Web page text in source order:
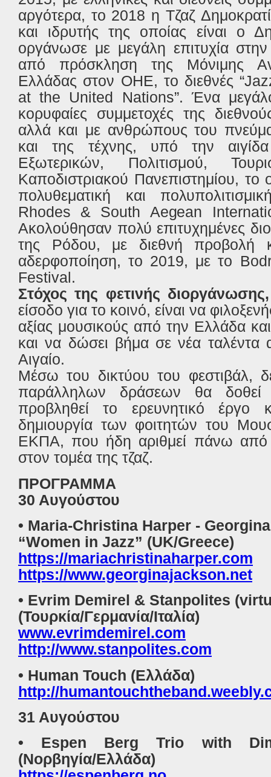
αργότερα, το 2018 η Τζαζ
και ιδρυτής της οποίας είναι ο
οργάνωσε με μεγάλη επιτυχία
από πρόσκληση της Μόνιμης
Ελλάδας στον ΟΗΕ, το διεθνές
at the United Nations”. Ένα
κορυφαίες συμμετοχές της
αλλά και με ανθρώπους του
και της τέχνης, υπό την
Εξωτερικών, Πολιτισμού,
Καποδιστριακού Πανεπιστημίου, το
πολυθεματική και
Rhodes & South Aegean
Ακολούθησαν πολύ επιτυχημένες
της Ρόδου, με διεθνή προβολή
αδερφοποίηση, το 2019, με το
Festival.
Στόχος της φετινής διοργάνωσης,
είσοδο για το κοινό, είναι να
αξίας μουσικούς από την Ελλάδα
και να δώσει βήμα σε νέα
Αιγαίο.
Μέσω του δικτύου του φεστιβάλ,
παράλληλων δράσεων θα
προβληθεί το ερευνητικό έργο
δημιουργία των φοιτητών του
ΕΚΠΑ, που ήδη αριθμεί πάνω από
στον τομέα της τζαζ.
ΠΡΟΓΡΑΜΜΑ
30 Αυγούστου
• Maria-Christina Harper -
“Women in Jazz” (UK/Greece)
https://mariachristinaharper.com
https://www.georginajackson.net
• Evrim Demirel & Stanpolites
(Τουρκία/Γερμανία/Ιταλία)
www.evrimdemirel.com
http://www.stanpolites.com
• Human Touch (Ελλάδα)
http://
31 Αυγούστου
• Espen Berg Trio with
(Νορβηγία/Ελλάδα)